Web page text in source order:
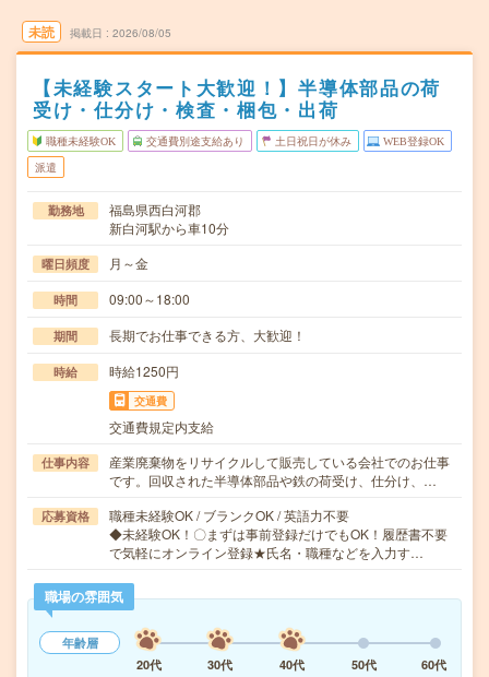
未読 掲載日 2026/08/05
【未経験スタート大歓迎！】半導体部品の荷
受け・仕分け・検査・梱包・出荷
職種未経験OK 交通費別途支給あり 土日祝日が休み WEB登録OK
派遣
勤務地
福島県西白河郡
新白河駅から車10分
曜日頻度 月～金
時間 09:00～18:00
期間 長期でお仕事できる方、大歓迎！
時給 時給1250円
交通費
交通費規定内支給
仕事内容
産業廃棄物をリサイクルして販売している会社でのお仕事
です。回収された半導体部品や鉄の荷受け、仕分け、…
応募資格
職種未経験OK / ブランクOK / 英語力不要
◆未経験OK！〇まずは事前登録だけでもOK！履歴書不要
で気軽にオンライン登録★氏名・職種などを入力す…
職場の雰囲気
年齢層
20代
30代 40代 50代 60代